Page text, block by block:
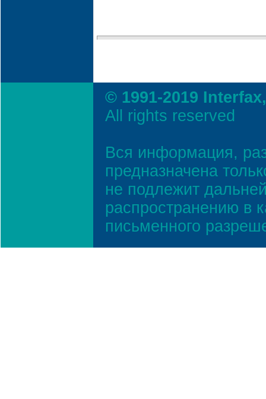
© 1991-2019
All rights reserved
Вся информация,
предназначена
не подлежит
распространению в
письменного